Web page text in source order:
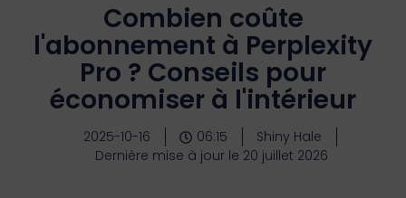
Combien coûte
l'abonnement à Perplexity
Pro ? Conseils pour
économiser à l'intérieur
2025-10-16 06:15
Shiny Hale
Dernière mise à jour le 20 juillet 2026